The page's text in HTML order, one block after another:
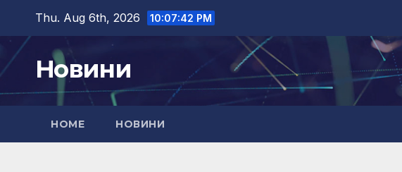
content
Thu. Aug 6th, 2026 10:07:43 PM
Новини
HOME НОВИНИ